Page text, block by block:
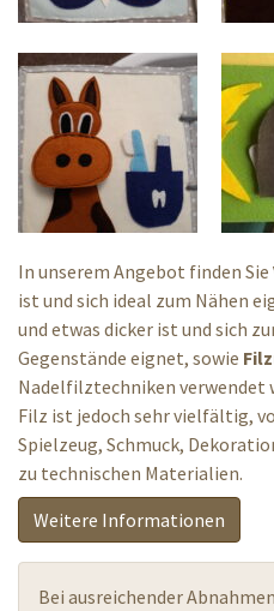
In unserem Angebot finden Sie
ist und sich ideal zum Nähen
und etwas dicker ist und sich
Gegenstände eignet, sowie
Nadelfilztechniken verwendet
Filz ist jedoch sehr vielfältig,
Spielzeug, Schmuck,
zu technischen Materialien.
Weitere Informationen
Bei ausreichender